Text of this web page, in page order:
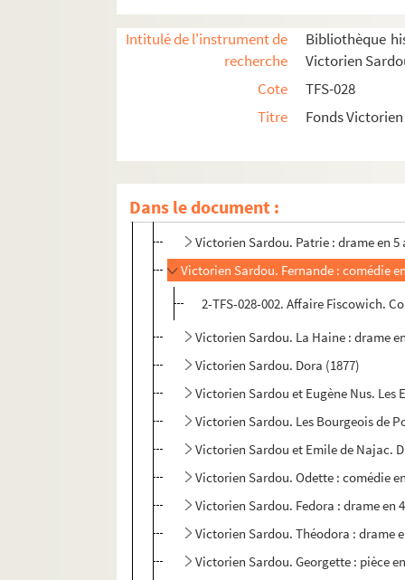
Intitulé de l'instrument de
recherche
Bibliothèque
Victorien
Cote
TFS-028
Titre
Fonds
Dans le document :
Victorien Sardou. Nos intimes :
Victorien Sardou. Les Diables noirs :
Victorien Sardou. Maison neuve :
Victorien Sardou. Nos bons
Victorien Sardou. Séraphine :
Victorien Sardou. Patrie : drame en 5
Victorien Sardou. Fernande : comédie
2-TFS-028-002. Affaire Fiscowich.
Victorien Sardou. La Haine : drame
Victorien Sardou. Dora (1877)
Victorien Sardou et Eugène Nus. Les
Victorien Sardou. Les Bourgeois de
Victorien Sardou et Emile de Najac.
Victorien Sardou. Odette : comédie
Victorien Sardou. Fedora : drame en
Victorien Sardou. Théodora : drame
Victorien Sardou. Georgette : pièce